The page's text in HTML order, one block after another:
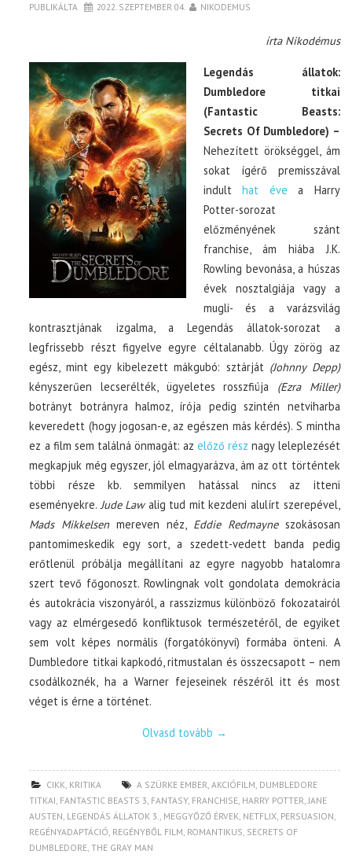
PUBLIKÁLTA 2022. SZEPTEMBER 04. NIKODEMUS
írta Nikodémus
Legendás állatok:
Dumbledore titkai
(Fantastic Beasts:
Secrets Of Dumbledore) –
Nehezített örökséggel, ám
sokat ígérő premisszával
indulthat éve a Harry
Potter-sorozat
előzményének szánt
franchise, ám hiába J.K.
Rowling bevonása, a húszas
évek nosztalgiája vagy a
mugli- és a varázsvilág
kontrasztjának izgalma, a Legendás állatok-sorozat a
legfrissebb részt figyelve egyre céltalanabb. Úgy zörög az
egész, mint egy kibelezett mákgubó: sztárját (Johnny Depp)
kényszerűen lecserélték, ügyeletes rosszfiúja (Ezra Miller)
botrányt botrányra halmoz, írója pedig szintén netviharba
keveredett (hogy jogosan-e, az egészen más kérdés). S mintha
ez a film sem találná önmagát: azelőző rész nagy leleplezését
megkapjuk még egyszer, jól elmagyarázva, ám az ott történtek
többi része kb. semmilyen hatással nincs az itteni
eseményekre.Jude Lawalig tud mit kezdeni alulírt szerepével,
Mads Mikkelsenmereven néz, Eddie Redmayneszokásosan
pantomimeskedik egy sort, a szedett-vedett banda pedig
erőtlenül próbálja megállítani az egyre nagyobb hatalomra
szert tevő főgonoszt. Rowlingnak volt gondolata demokrácia
és autokrácia viszonyáról, a rasszizmus különböző fokozatairól
vagy az elmérgesedő konfliktusok természetéről, de egyiket
sem volt képes normális (forgatókönyvi) formába önteni. A
Dumbledore titkai kapkodó, ritmustalan és összecsapott – nem
csodálkoznék, ha a Warner fejeseinek részéről itt és most
véget is érne a történet.
Olvasd tovább →
CIKK, KRITIKA A SZÜRKE EMBER,AKCIÓFILM, DUMBLEDORE
TITKAI, FANTASTIC BEASTS 3, FANTASY, FRANCHISE, HARRY POTTER,JANE
AUSTEN, LEGENDÁS ÁLLATOK 3., MEGGYŐZŐ ÉRVEK, NETFLIX, PERSUASION,
REGÉNYADAPTÁCIÓ, REGÉNYBŐL FILM, ROMANTIKUS, SECRETS OF
DUMBLEDORE,THE GRAY MAN